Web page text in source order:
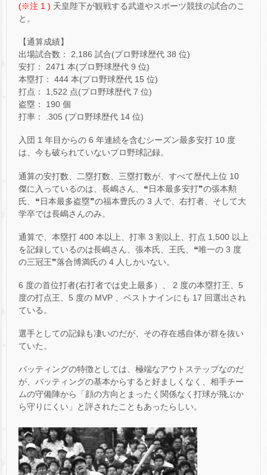
(※注 1 ) 天皇陛下が観戦する武道やスポーツ競技の試合のこ
と。
【通算成績】
出場試合数： 2,186 試合(プロ野球歴代 38 位)
安打： 2471 本(プロ野球歴代 9 位)
本塁打： 444 本(プロ野球歴代 15 位)
打点： 1,522 点(プロ野球歴代 7 位)
盗塁： 190 個
打率： .305 (プロ野球歴代 14 位)
入団 1 年目からの 6 年連続を含むシーズン最多安打 10 度
は、今も破られていないプロ野球記録。
通算の安打数、二塁打数、三塁打数が、すべて歴代上位 10
傑に入っているのは、長嶋さん、❝日本最多安打❞の張本勲
氏、❝日本最多盗塁❞の福本豊氏の 3 人で、右打者、そして大
学卒では長嶋さんのみ。
通算で、本塁打 400 本以上、打率 3 割以上、打点 1,500 以上
を記録しているのは長嶋さん、張本氏、王氏、❝唯一の 3 度
の三冠王❞落合博満氏の 4 人しかいない。
6 度の首位打者(右打者では史上最多）、 2 度の本塁打王、5
度の打点王、5 度の MVP 、ベストナインにも 17 回選出され
ている。
選手としての記録も凄いのだが、その存在感自体が群を抜い
ていた。
バッティングの特徴としては、極端なアウトステップなのだ
が、バッティングの基本からすると好ましくなく、相手チー
ムの守備陣から「顔の方向とまったく関係なく打球が飛ぶか
ら守りにくい」と評されたこともあったらしい。